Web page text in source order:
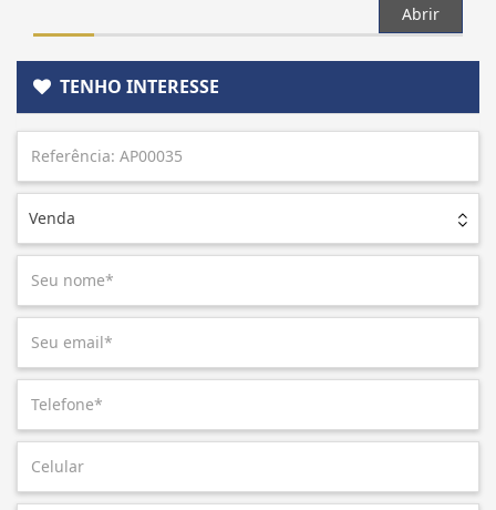
Abrir
TENHO INTERESSE
Venda